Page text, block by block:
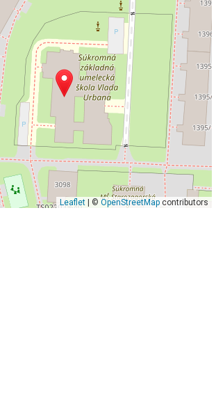
Leaflet| © OpenStreetMapcontributors